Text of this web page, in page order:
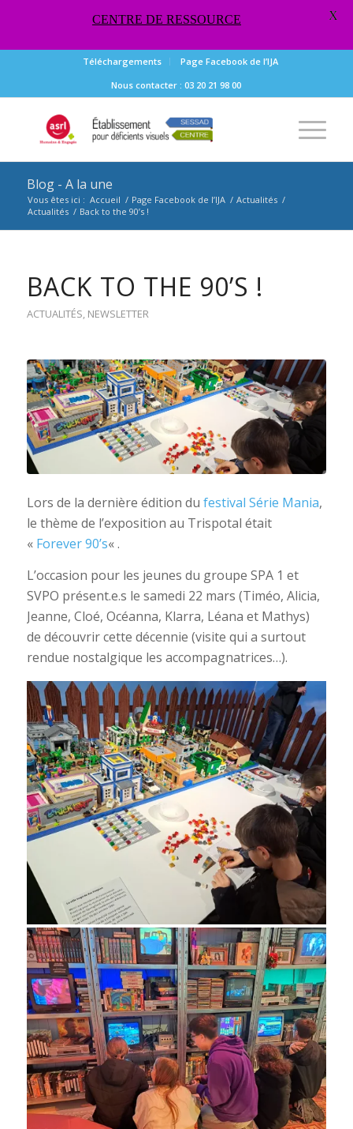
Téléchargements
Page Facebook de l’IJA
Nous contacter : 03 20 21 98 00
Blog - A la une
Vous êtes ici : Accueil / Page Facebook de l’IJA / Actualités /
Actualités / Back to the 90’s !
BACK TO THE 90’S !
ACTUALITÉS, NEWSLETTER
Lors de la dernière édition du festival Série Mania,
le thème de l’exposition au Trispotal était
« Forever 90’s« .
L’occasion pour les jeunes du groupe SPA 1 et
SVPO présent.e.s le samedi 22 mars (Timéo, Alicia,
Jeanne, Cloé, Océanna, Klarra, Léana et Mathys)
de découvrir cette décennie (visite qui a surtout
rendue nostalgique les accompagnatrices…).
CENTRE DE RESSOURCE X